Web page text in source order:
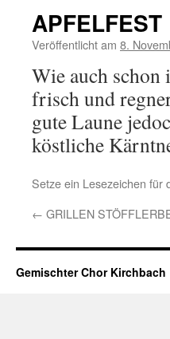
APFELFEST
Veröffentlicht am 8.
Wie auch schon
frisch und
gute Laune
köstliche
Setze ein Lesezeichen für
← GRILLEN
Gemischter Chor Kirchbach